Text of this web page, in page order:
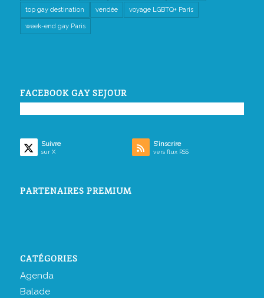
top gay destination vendée voyage LGBTQ+ Paris
week-end gay Paris
FACEBOOK GAY SEJOUR
Suivre
sur X
S’inscrire
vers flux RSS
PARTENAIRES PREMIUM
CATÉGORIES
Agenda
Balade